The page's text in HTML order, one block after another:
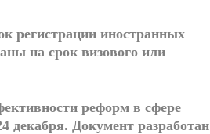
регистрации иностранных
на срок визового или
реформ в сфере
декабря. Документ разработан